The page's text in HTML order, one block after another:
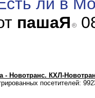
пашаЯ
- Новотранс. КХЛ-
посетителей: